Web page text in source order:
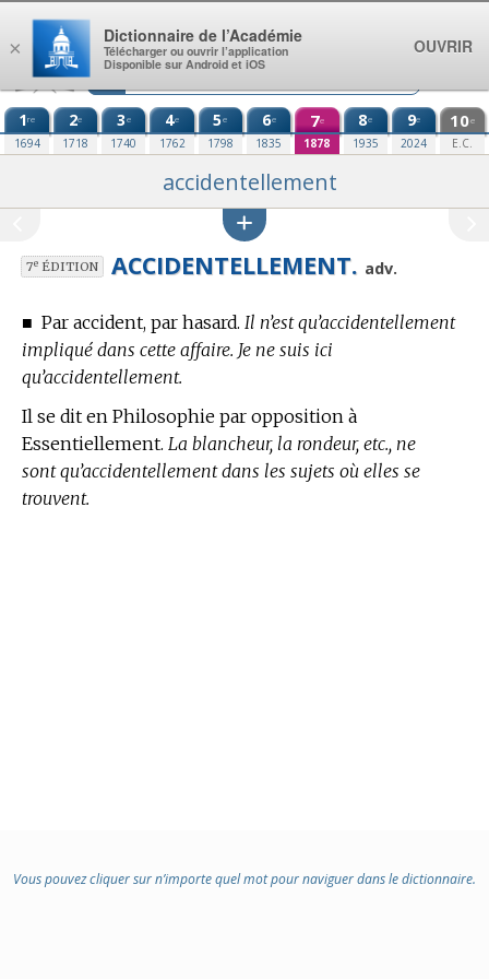
Aller au contenu
1re
1694
2e
1718
3e
1740
4e
1762
5e
1798
6e
1835
7e
1878
8e
1935
9e
2024
10e
E.C.
accidentellement
7eÉDITION ACCIDENTELLEMENT. adv.
■ Par accident, par hasard. Il n’est qu’accidentellement
impliqué dans cette affaire. Je ne suis ici
qu’accidentellement.
Il se dit en Philosophie par opposition à
Essentiellement. La blancheur, la rondeur, etc., ne
sont qu’accidentellement dans les sujets où elles se
trouvent.
Vous pouvez cliquer sur n’importe quel mot pour naviguer dans le dictionnaire.
×
Dictionnaire de l’Académie
Télécharger ou ouvrir l’application
Disponible sur Android et iOS
OUVRIR